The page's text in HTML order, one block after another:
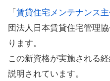
「 賃貸住宅メンテナンス
団法人日本賃貸住宅管理
ります。
この新資格が実施される
説明されています。